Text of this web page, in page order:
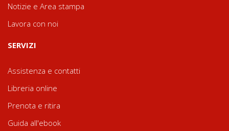
Notizie e Area stampa
Lavora con noi
SERVIZI
Assistenza e contatti
Libreria online
Prenota e ritira
Guida all'ebook